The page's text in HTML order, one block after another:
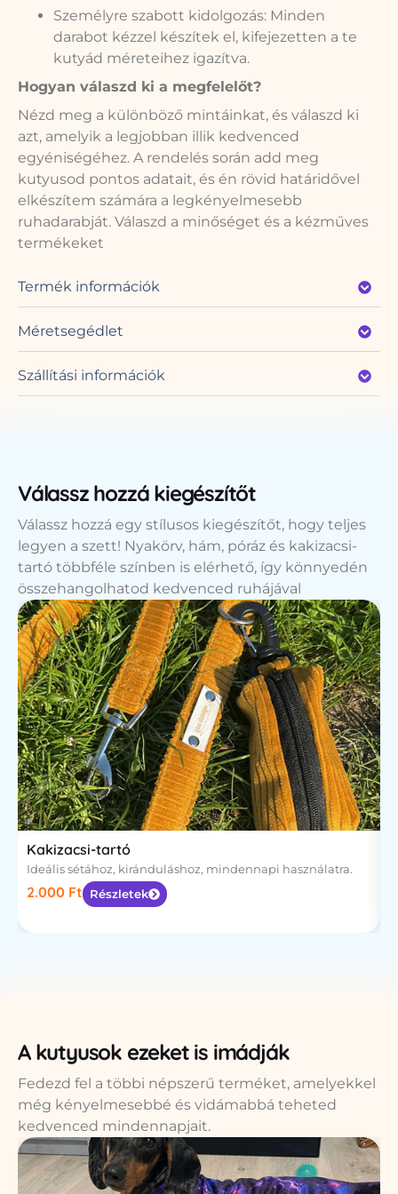
Személyre szabott kidolgozás: Minden
darabot kézzel készítek el, kifejezetten a te
kutyád méreteihez igazítva.
Hogyan válaszd ki a megfelelőt?
Nézd meg a különböző mintáinkat, és válaszd ki
azt, amelyik a legjobban illik kedvenced
egyéniségéhez. A rendelés során add meg
kutyusod pontos adatait, és én rövid határidővel
elkészítem számára a legkényelmesebb
ruhadarabját. Válaszd a minőséget és a kézműves
termékeket
Termék információk
Méretsegédlet
Szállítási információk
Válassz hozzá kiegészítőt
Válassz hozzá egy stílusos kiegészítőt, hogy teljes
legyen a szett! Nyakörv, hám, póráz és kakizacsi-
tartó többféle színben is elérhető, így könnyedén
összehangolhatod kedvenced ruhájával
Kakizacsi-tartó
Ideális sétához, kiránduláshoz, mindennapi használatra.
2.000 Ft Részletek
A kutyusok ezeket is imádják
Fedezd fel a többi népszerű terméket, amelyekkel
még kényelmesebbé és vidámabbá teheted
kedvenced mindennapjait.